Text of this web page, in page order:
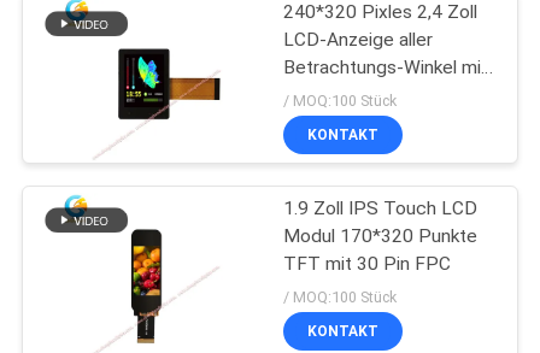
240*320 Pixles 2,4 Zoll
LCD-Anzeige aller
Betrachtungs-Winkel mit
I2C TP
/ MOQ:100 Stück
KONTAKT
1.9 Zoll IPS Touch LCD
Modul 170*320 Punkte
TFT mit 30 Pin FPC
/ MOQ:100 Stück
KONTAKT